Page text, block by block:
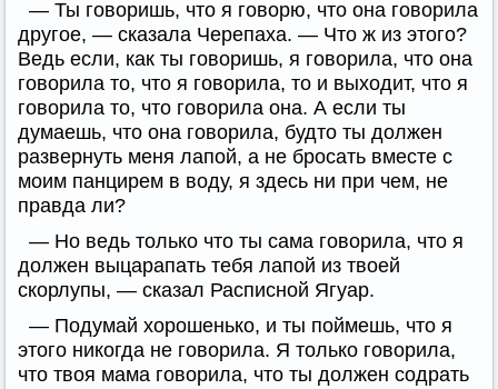
— Ты говоришь, что я говорю, что она говорила
другое, — сказала Черепаха. — Что ж из этого?
Ведь если, как ты говоришь, я говорила, что она
говорила то, что я говорила, то и выходит, что я
говорила то, что говорила она. А если ты
думаешь, что она говорила, будто ты должен
развернуть меня лапой, а не бросать вместе с
моим панцирем в воду, я здесь ни при чем, не
правда ли?
— Но ведь только что ты сама говорила, что я
должен выцарапать тебя лапой из твоей
скорлупы, — сказал Расписной Ягуар.
— Подумай хорошенько, и ты поймешь, что я
этого никогда не говорила. Я только говорила,
что твоя мама говорила, что ты должен содрать